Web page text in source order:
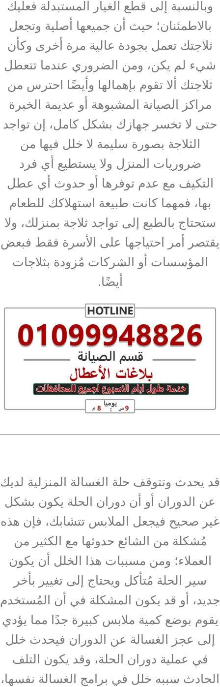
وبالنسبة إلى قطع الغيار المستبدلة فعليك
بالاطمئنان؛ حيث أن جميعها أصلية وتجعل
ثلاجتك تعمل بجودة عالية مرة أخرى وكأن
شيء لم يكن، ومن الضروري عندما تتعطل
ثلاجتك ألا تقوم بإهمالها وأيضًا احترس من
مراكز الصيانة المشبوهة أو عديمة الخبرة
حتى لا تخسر جهازك بشكل كامل، إن تواجد
الثلاجة بصورة سليمة لا خلل فيها من
ضروريات المنزل ولا يستطيع أي فرد
التكيف مع عدم توفرها أو حدوث أي عطل
بها، فمهما كانت طبيعة استهلاكك للطعام
ستحتاج بالطبع إلى تواجد ثلاجة بمنزلك، ولا
يقتصر أمر احتياجها على الأسرة فقط فبعض
المؤسسات أو الشركات مُزودة بثلاجات
أيضًا.
قد يحدث وتتوقف حلة الغسالة المنزلية لديك
عن الدوران أو أن دوران الحلة يكون بشكل
غير صحيح فيجعل الملابس تتشابك، فإن هذه
مُشكلة من الشائع حدوثها مع الكثير من
العملاء؛ ومن مسببات هذا الخلل أن يكون
سير الحلة مُتأكل ويحتاج إلى تغيير بأخر
جديد، أو قد يكون المشكلة في أن المُستخدم
يقوم بوضع كمية ملابس كبيرة جدًا مما يؤدي
إلى عجز الغسالة عن الدوران فيحدث خلل
في عملية دوران الحلة، وقد يكون التلف
الحادث سببه خلل في برامج الغسالة نفسها،